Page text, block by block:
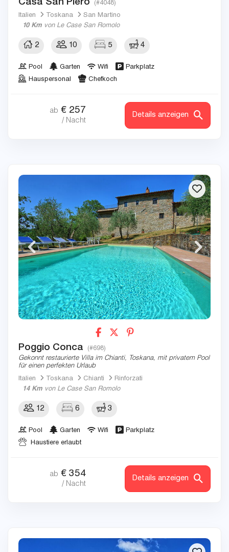
(#4048)
Italien Toskana
San Martino
10 Km von Le Case San Romolo
2 10 5 4
Pool Garten Wifi
Parkplatz
Hauspersonal
Chefkoch
ab € 257
/ Nacht
Details anzeigen
Poggio Conca (#698)
Gekonnt restaurierte Villa im Chianti, Toskana, mit privatem Pool
für einen perfekten Urlaub
Italien
Toskana Chianti
Rinforzati
14 Km von Le Case San Romolo
12 6 3
Pool Garten Wifi
Parkplatz
Haustiere erlaubt
ab € 354
/ Nacht
Details anzeigen